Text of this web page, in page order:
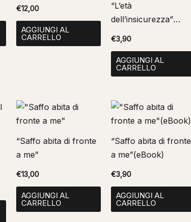
€12,00
AGGIUNGI AL
CARRELLO
“L’età
dell’insicurezza”
(eBook)
€3,90
AGGIUNGI AL
CARRELLO
“Saffo abita di fronte
a me”
€13,00
AGGIUNGI AL
CARRELLO
“Saffo abita di fronte
a me”(eBook)
€3,90
AGGIUNGI AL
CARRELLO